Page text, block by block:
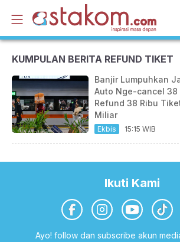
KUMPULAN BERITA REFUND TIKET
Banjir Lumpuhkan
Auto Nge-cancel 38
Refund 38 Ribu
Miliar
Ekbis 15:15 WIB
Ikuti Kami
Ayo! follow dan subscribe akun